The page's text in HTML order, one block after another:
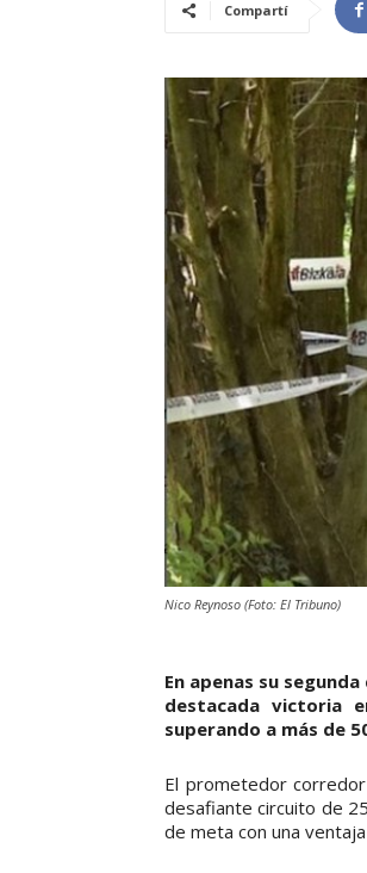
Compartí
Nico Reynoso (Foto: El Tribuno)
En apenas su
destacada victoria
superando a más de
El prometedor
desafiante circuito de
de meta con una